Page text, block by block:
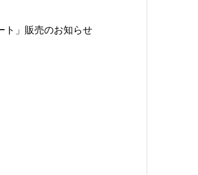
ト」販売のお知らせ